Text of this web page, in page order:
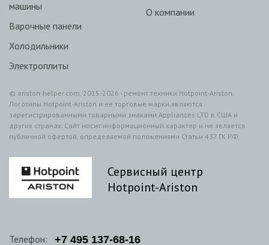
машины
Варочные панели
Холодильники
Электроплиты
О компании
© ariston-helper.com, 2015-2026 - ремонт техники Hotpoint-Ariston.
Логотипы Hotpoint-Ariston и ее торговые марки являются
зарегистрированными товарными знаками Appliances LTD в США и
других странах. Сайт носит информационный характер и не является
публичной офертой, определяемой положениями Статьи 437 ГК РФ.
Сервисный центр
Hotpoint-Ariston
Телефон: +7 495 137-68-16